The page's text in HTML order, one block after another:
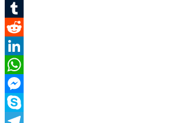
Pinterest
Tumblr
Reddit
LinkedIn
WhatsApp
Messenger
Skype